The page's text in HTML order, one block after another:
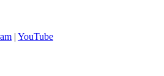
| YouTube